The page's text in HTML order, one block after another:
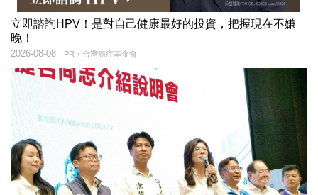
立即諮詢HPV！是對自己健康最好的投資，把握現在不嫌
晚！
PR・台灣癌症基金會
2026-08-08